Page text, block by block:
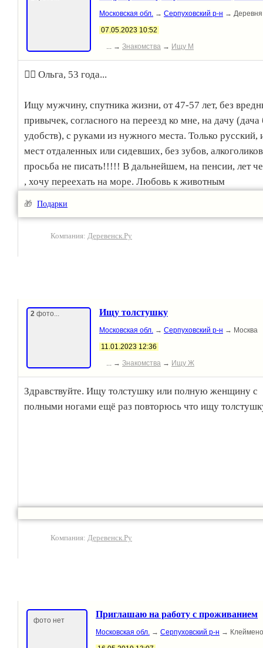
Московская обл. → Серпуховский р-н → Деревня
07.05.2023 10:52
... → Знакомства → Ищу М
🙎‍♀️ Ольга, 53 года...
Ищу мужчину, спутника жизни, от 47-57 лет, без
привычек, согласного на переезд ко мне, на дачу (дача
удобств), с руками из нужного места. Только русский,
мест отдаленных или сидевших, без зубов, алкоголиков
просьба не писать!!!!! В дальнейшем, на пенсии, лет
, хочу переехать на море. Любовь к животным
обязательна!!!!!!!!! ( у меня 5 кошек и щенок). В
время люблю путешествовать, собирать грибы,
🎁 Подарки
Компания: Деревенск.Ру
2 фото... Ищу толстушку
Московская обл. → Серпуховский р-н → Москва
11.01.2023 12:36
... → Знакомства → Ищу Ж
Здравствуйте. Ищу толстушку или полную женщину с
полными ногами ещё раз повторюсь что ищу
Компания: Деревенск.Ру
фото нет
Приглашаю на работу с проживанием
Московская обл. → Серпуховский р-н →